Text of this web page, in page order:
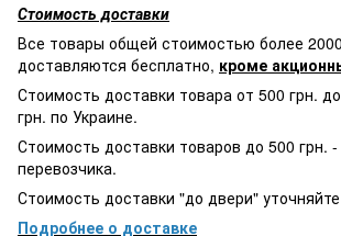
Стоимость доставки
Все товары общей стоимостью более
доставляются бесплатно, кроме
Стоимость доставки товара от 500 грн.
грн. по Украине.
Стоимость доставки товаров до 500 грн.
перевозчика.
Стоимость доставки "до двери"
Подробнее о доставке